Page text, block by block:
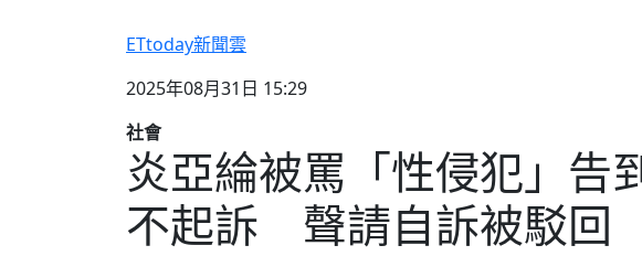
ETtoday新聞雲
2025年08月31日 15:29
社會
炎亞綸被罵「性侵犯」告
不起訴 聲請自訴被駁回